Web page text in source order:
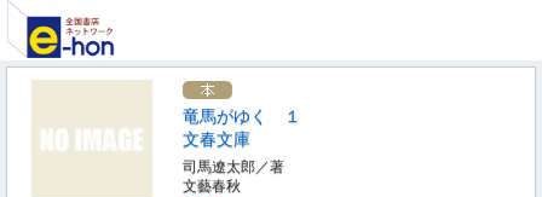
竜馬がゆく １
文春文庫
司馬遼太郎／著
文藝春秋